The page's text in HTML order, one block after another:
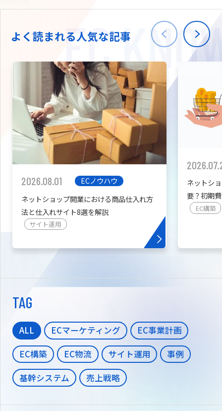
海外進出・現地
W2
拡張プラグイン一覧
カスタマイズ開発
会社情報
TW
よく読まれる人気な記事
2026.08.01
ECノウハウ
ネットショップ開業における商品仕入れ方
法と仕入れサイト8選を解説
サイト運用
ネットシ
要？初期
を紹介
EC構築
TAG
ALL ECマーケティング
EC事業計画
EC構築
EC物流 サイト運用
事例
基幹システム
売上戦略